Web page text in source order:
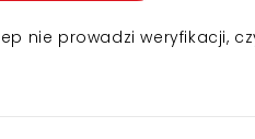
nie prowadzi weryfikacji,